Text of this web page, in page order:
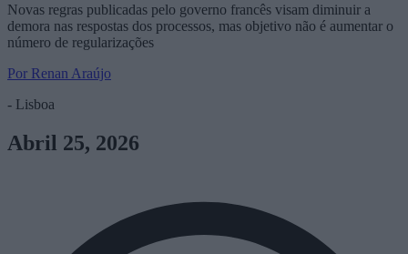
Novas regras publicadas pelo governo francês visam diminuir a
demora nas respostas dos processos, mas objetivo não é aumentar o
número de regularizações
Por Renan Araújo
- Lisboa
Abril 25, 2026